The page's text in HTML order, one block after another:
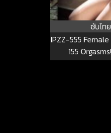
ซับไทย
IPZZ-555
155
Convulsions!